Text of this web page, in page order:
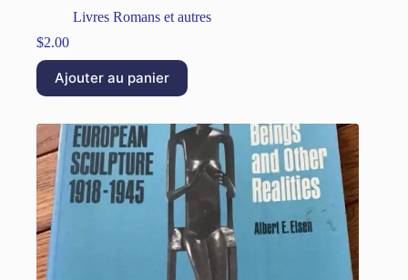
Livres Romans et autres
$2.00
Ajouter au panier